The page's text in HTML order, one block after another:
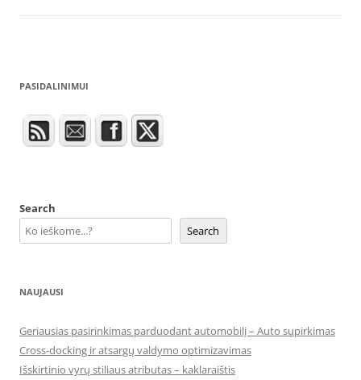
PASIDALINIMUI
Search
Search
NAUJAUSI
Geriausias pasirinkimas parduodant automobilį – Auto supirkimas
Cross-docking ir atsargų valdymo optimizavimas
Išskirtinio vyrų stiliaus atributas – kaklaraištis